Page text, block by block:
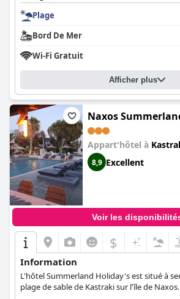
Plage
Bord De Mer
Wi-Fi Gratuit
Afficher plus
Naxos
Appart'hôtel à
8,9 Excellent
Voir les
$
Information
L'hôtel Summerland Holiday's est situé à
plage de sable de Kastraki sur l'île de Naxos.